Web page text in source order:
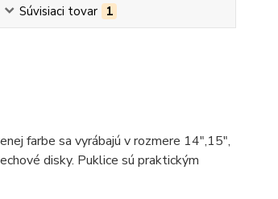
Súvisiaci tovar 1
farbe sa vyrábajú v rozmere 14",15",
disky. Puklice sú praktickým